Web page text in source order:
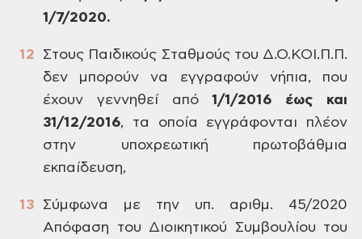
1/7/2020.
Στους Παιδικούς Σταθμούς του Δ.Ο.ΚΟΙ.Π.Π.
δεν μπορούν να εγγραφούν νήπια, που
έχουν γεννηθεί από1/1/2016 έως και
31/12/2016, τα οποία εγγράφονται πλέον
στην υποχρεωτική πρωτοβάθμια
εκπαίδευση,
Σύμφωνα με την υπ. αριθμ. 45/2020
Απόφαση του Διοικητικού Συμβουλίου του